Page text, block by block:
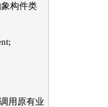
构件类
用原有业